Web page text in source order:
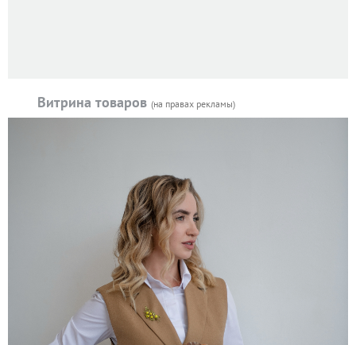
Витрина товаров (на правах рекламы)